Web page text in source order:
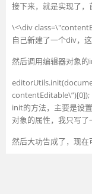
接下来，就是实现了，
\<\div
自己新建了一个div，
然后调用编辑器对象的
contentEditable\”)[0]);
init的方法，主要是设
对象的属性，我只写了
然后大功告成了，现在